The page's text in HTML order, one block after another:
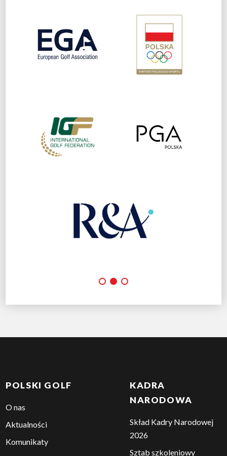
POLSKI GOLF
O nas
Aktualności
Komunikaty
KADRA
NARODOWA
Skład Kadry Narodowej
2026
Sztab szkoleniowy